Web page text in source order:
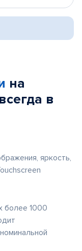
на
всегда в
яркость,
более 1000